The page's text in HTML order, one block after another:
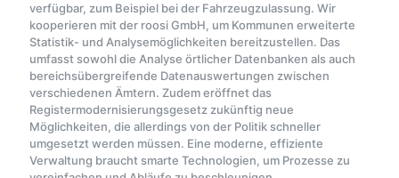
verfügbar, zum Beispiel bei der Fahrzeugzulassung. Wir
kooperieren mit der roosi GmbH, um Kommunen erweiterte
Statistik- und Analysemöglichkeiten bereitzustellen. Das
umfasst sowohl die Analyse örtlicher Datenbanken als auch
bereichsübergreifende Datenauswertungen zwischen
verschiedenen Ämtern. Zudem eröffnet das
Registermodernisierungsgesetz zukünftig neue
Möglichkeiten, die allerdings von der Politik schneller
umgesetzt werden müssen. Eine moderne, effiziente
Verwaltung braucht smarte Technologien, um Prozesse zu